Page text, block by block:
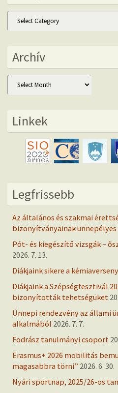
Kategóriák
Archív
Archív
Linkek
Legfrissebb
Az általános és szakmai
bizonyítványainak ünnepélyes
Pót- és kiegészítő vizsgák –
2026. 7. 13.
Diákjaink sikere a
Diákjaink a Szépségfesztivál
bizonyították tehetségüket
Ünnepi rendezvény az állami
alkalmából 2026. 7. 7.
Fodrász tanulmányi csoport
Erasmus+ 2026 mobilitás
magasabbra törni” 2026. 6. 30.
Nyári sportnap, 2025/26-os